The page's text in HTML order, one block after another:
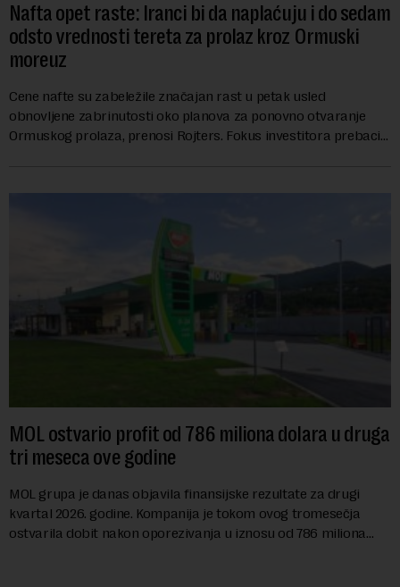
Nafta opet raste: Iranci bi da naplaćuju i do sedam
odsto vrednosti tereta za prolaz kroz Ormuski
moreuz
Cene nafte su zabeležile značajan rast u petak usled
obnovljene zabrinutosti oko planova za ponovno otvaranje
Ormuskog prolaza, prenosi Rojters. Fokus investitora prebacio
MOL ostvario profit od 786 miliona dolara u druga
tri meseca ove godine
MOL grupa je danas objavila finansijske rezultate za drugi
kvartal 2026. godine. Kompanija je tokom ovog tromesečja
ostvarila dobit nakon oporezivanja u iznosu od 786 miliona